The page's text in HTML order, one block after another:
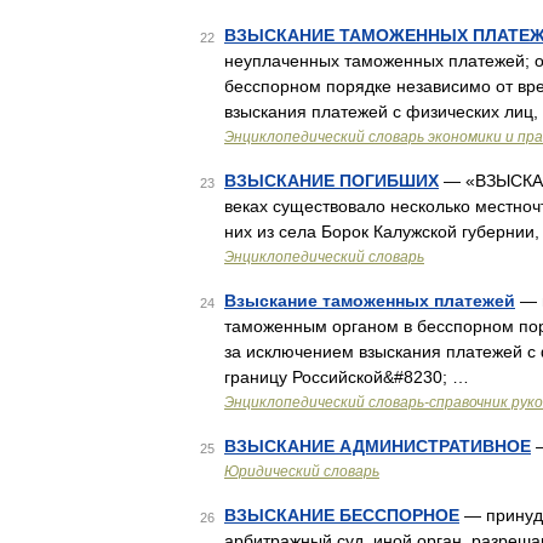
22
ВЗЫСКАНИЕ ТАМОЖЕННЫХ
неуплаченных таможенных платежей;
бесспорном порядке независимо от
взыскания платежей с физических
Энциклопедический словарь экономики и
23 ВЗЫСКАНИЕ ПОГИБШИХ —
веках существовало несколько
них из села Борок Калужской
Энциклопедический словарь
24 Взыскание таможенных платежей —
таможенным органом в бесспорном
за исключением взыскания платежей
границу Российской&#8230; …
Энциклопедический словарь-справочник
25 ВЗЫСКАНИЕ АДМИНИСТРАТИВНОЕ
Юридический словарь
26 ВЗЫСКАНИЕ БЕССПОРНОЕ —